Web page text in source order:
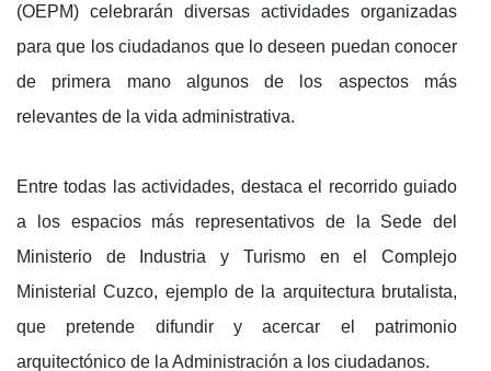
(OEPM) celebrarán diversas actividades organizadas
para que los ciudadanos que lo deseen puedan conocer
de primera mano algunos de los aspectos más
relevantes de la vida administrativa.
Entre todas las actividades, destaca el recorrido guiado
a los espacios más representativos de la Sede del
Ministerio de Industria y Turismo en el Complejo
Ministerial Cuzco, ejemplo de la arquitectura brutalista,
que pretende difundir y acercar el patrimonio
arquitectónico de la Administración a los ciudadanos.